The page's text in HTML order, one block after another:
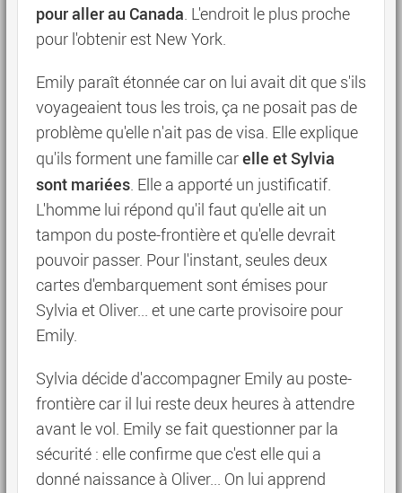
pour aller au Canada. L'endroit le plus proche
pour l'obtenir est New York.
Emily paraît étonnée car on lui avait dit que s'ils
voyageaient tous les trois, ça ne posait pas de
problème qu'elle n'ait pas de visa. Elle explique
qu'ils forment une famille carelle et Sylvia
sont mariées. Elle a apporté un justificatif.
L'homme lui répond qu'il faut qu'elle ait un
tampon du poste-frontière et qu'elle devrait
pouvoir passer. Pour l'instant, seules deux
cartes d'embarquement sont émises pour
Sylvia et Oliver... et une carte provisoire pour
Emily.
Sylvia décide d'accompagner Emily au poste-
frontière car il lui reste deux heures à attendre
avant le vol. Emily se fait questionner par la
sécurité : elle confirme que c'est elle qui a
donné naissance à Oliver... On lui apprend